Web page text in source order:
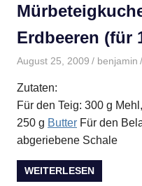
Erdbeeren (für
August 25, 2009 benjamin
Zutaten:
Für den Teig: 300 g
250 g Butter Für den
abgeriebene Schale
WEITERLESEN